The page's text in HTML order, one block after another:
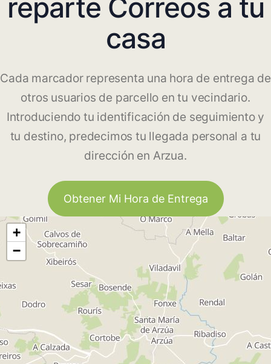
reparte Correos a tu
casa
Cada marcador representa una hora de entrega de
otros usuarios de parcello en tu vecindario.
Introduciendo tu identificación de seguimiento y
tu destino, predecimos tu llegada personal a tu
dirección en Arzua.
Obtener Mi Hora de Entrega
+
−